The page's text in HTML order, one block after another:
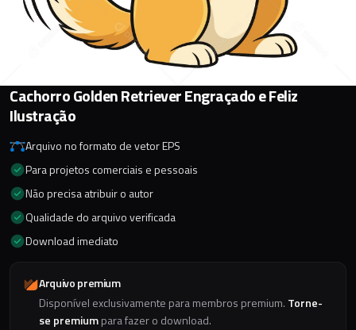
Cachorro Golden Retriever Engraçado e Feliz
Ilustração
Arquivo no formato de vetor EPS
Para projetos comerciais e pessoais
Não precisa atribuir o autor
Qualidade do arquivo verificada
Download imediato
Arquivo premium
Disponível exclusivamente para membros premium. Torne-
se premiumpara fazer o download.